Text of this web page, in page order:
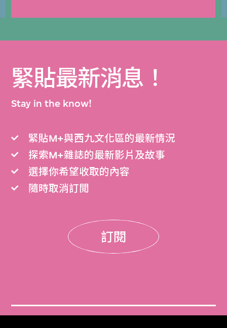
緊貼最新消息！
Stay in the know!
緊貼M+與西九文化區的最新情況
探索M+雜誌的最新影片及故事
選擇你希望收取的內容
隨時取消訂閲
訂閱